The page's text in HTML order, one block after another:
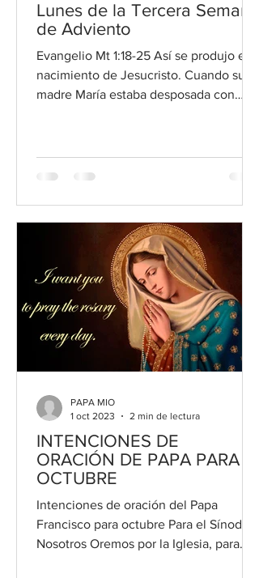
Lunes de la Tercera Semana
de Adviento
Evangelio Mt 1:18-25 Así se produjo el
nacimiento de Jesucristo. Cuando su
madre María estaba desposada con
INTENCIONES DE
ORACIÓN DE PAPA PARA
OCTUBRE
Intenciones de oración del Papa
Francisco para octubre Para el Sínodo
Nosotros Oremos por la Iglesia, para
PAPA MIO
1 oct 2023
2 min de lectura